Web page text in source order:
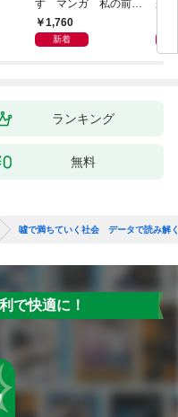
す マンガ 私の前世
物語1,760
新着
が
ランキング
無料
噓で満ちていく社会 データで読み解
で快適に！